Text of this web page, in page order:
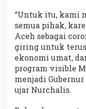
“Untuk itu, kami
semua pihak,
Aceh sebagai
giring untuk
ekonomi umat,
program visible
menjadi
ujar Nurchalis.